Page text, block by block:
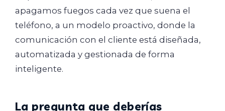
apagamos fuegos cada vez que suena el
teléfono, a un modelo proactivo, donde la
comunicación con el cliente está diseñada,
automatizada y gestionada de forma
inteligente.
La pregunta que deberías